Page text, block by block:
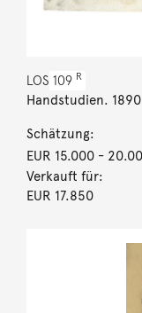
LOS 109 R
Handstudien. 1890
Schätzung:
EUR 15.000-
Verkauft für:
EUR 17.850